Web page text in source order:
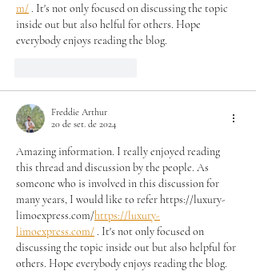
m/ . It's not only focused on discussing the topic
inside out but also helful for others. Hope
everybody enjoys reading the blog.
Freddie Arthur
20 de set. de 2024
Amazing information. I really enjoyed reading
this thread and discussion by the people. As
someone who is involved in this discussion for
many years, I would like to refer https://luxury-
limoexpress.com/https://luxury-
limoexpress.com/ . It's not only focused on
discussing the topic inside out but also helpful for
others. Hope everybody enjoys reading the blog.